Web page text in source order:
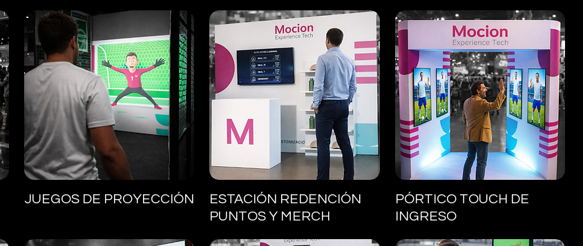
Vista rápida
JUEGOS DE PROYECCIÓN Vista rápida
ESTACIÓN REDENCIÓN
PUNTOS Y MERCH
Vista rápida
PÓRTICO TOUCH DE
INGRESO